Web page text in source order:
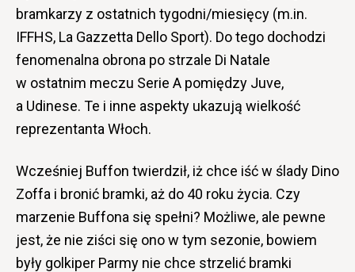
bramkarzy z ostatnich tygodni/miesięcy (m.in.
IFFHS, La Gazzetta Dello Sport). Do tego dochodzi
fenomenalna obrona po strzale Di Natale
w ostatnim meczu Serie A pomiędzy Juve,
a Udinese. Te i inne aspekty ukazują wielkość
reprezentanta Włoch.
Wcześniej Buffon twierdził, iż chce iść w ślady Dino
Zoffa i bronić bramki, aż do 40 roku życia. Czy
marzenie Buffona się spełni? Możliwe, ale pewne
jest, że nie ziści się ono w tym sezonie, bowiem
były golkiper Parmy nie chce strzelić bramki